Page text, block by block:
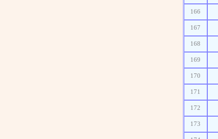
166
167
168
169
170
171
172
173